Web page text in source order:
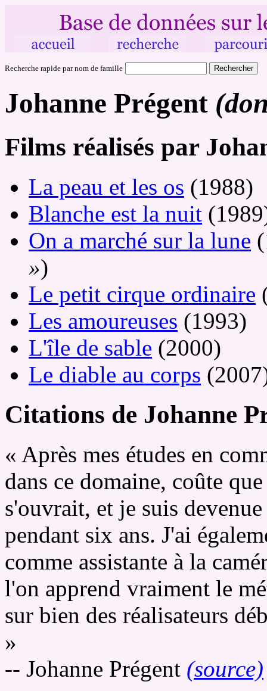
Recherche rapide par nom de famille
Johanne Prégent
Films réalisés par
La peau et les os (1988)
Blanche est la nuit
On a marché sur la lune
»)
Le petit cirque ordinaire
Les amoureuses (1993)
L'île de sable (2000)
Le diable au corps
Citations de Johanne
« Après mes études en
dans ce domaine, coûte
s'ouvrait, et je suis
pendant six ans. J'ai
comme assistante à la
l'on apprend vraiment le
sur bien des réalisateurs
»
-- Johanne Prégent (source)